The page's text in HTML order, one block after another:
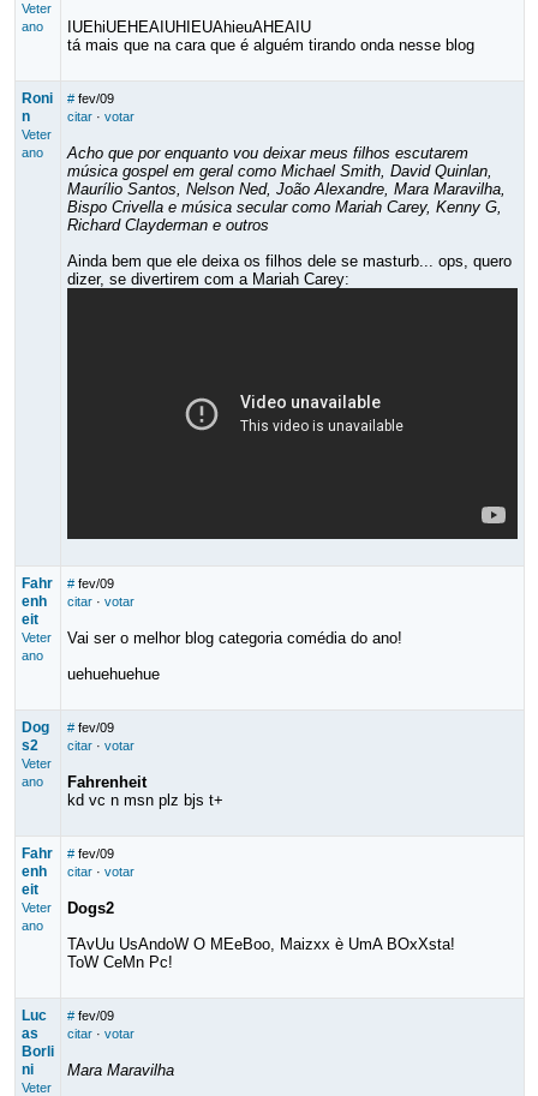
Veter
ano
IUEhiUEHEAIUHIEUAhieuAHEAIU
tá mais que na cara que é alguém tirando onda nesse blog
Roni
n
Veter
ano
# fev/09
citar· votar
Acho que por enquanto vou deixar meus filhos escutarem
música gospel em geral como Michael Smith, David Quinlan,
Maurílio Santos, Nelson Ned, João Alexandre, Mara Maravilha,
Bispo Crivella e música secular como Mariah Carey, Kenny G,
Richard Clayderman e outros
Ainda bem que ele deixa os filhos dele se masturb... ops, quero
dizer, se divertirem com a Mariah Carey:
Fahr
enh
eit
Veter
ano
# fev/09
citar· votar
Vai ser o melhor blog categoria comédia do ano!
uehuehuehue
Dog
s2
Veter
ano
# fev/09
citar· votar
Fahrenheit
kd vc n msn plz bjs t+
Fahr
enh
eit
Veter
ano
# fev/09
citar· votar
Dogs2
TAvUu UsAndoW O MEeBoo, Maizxx è UmA BOxXsta!
ToW CeMn Pc!
Luc
as
Borli
ni
Veter
# fev/09
citar· votar
Mara Maravilha